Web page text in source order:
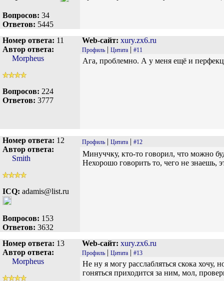
Вопросов: 34
Ответов: 5445
Номер ответа: 11
Автор ответа:
Morpheus
Вопросов: 224
Ответов: 3777
Web-сайт: xury.zx6.ru
Профиль | Цитата | #11
Ага, проблемно. А у меня ещё и
Номер ответа: 12
Автор ответа:
Smith
ICQ: adamis@list.ru
Вопросов: 153
Ответов: 3632
Профиль | Цитата | #12
Минуччку, кто-то говорил, что можно
Нехорошо говорить то, чего не знаешь,
Номер ответа: 13
Автор ответа:
Morpheus
Web-сайт: xury.zx6.ru
Профиль | Цитата | #13
Не ну я могу расслабляться скока хочу,
гоняться приходится за ним, мол,